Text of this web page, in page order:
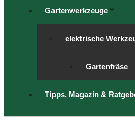
Gartenwerkzeuge
elektrische
Gartenfräse
Tipps, Magazin &